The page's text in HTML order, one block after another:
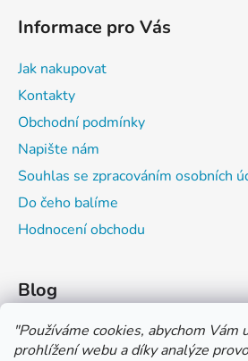
"Používáme cookies, abychom Vám
prohlížení webu a díky analýze
Informace pro Vás
Jak nakupovat
Kontakty
Obchodní podmínky
Napište nám
Souhlas se zpracováním osobních
Do čeho balíme
Hodnocení obchodu
Blog
Čím můžeš psát do sešitu?
Jak na číslování sešitů